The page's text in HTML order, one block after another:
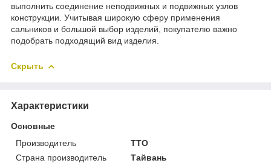
выполнить соединение неподвижных и подвижных узлов
конструкции. Учитывая широкую сферу применения
сальников и большой выбор изделий, покупателю важно
подобрать подходящий вид изделия.
Скрыть
Характеристики
Основные
Производитель
TTO
Страна производитель
Тайвань